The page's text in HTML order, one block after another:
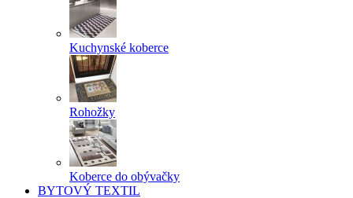
Kuchynské koberce
Rohožky
Koberce do obývačky
BYTOVÝ TEXTIL